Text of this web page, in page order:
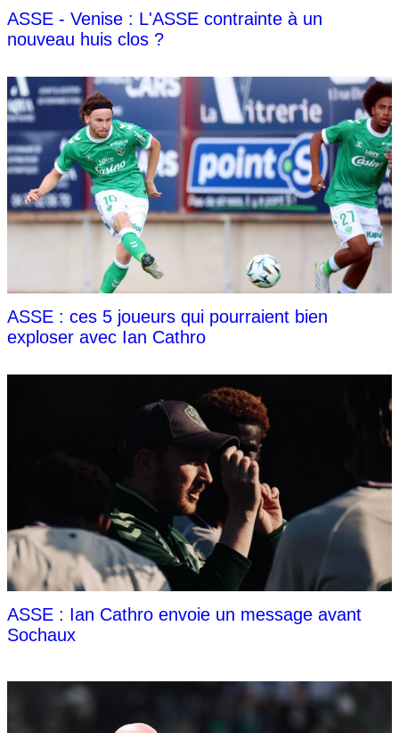
ASSE - Venise : L'ASSE contrainte à un
nouveau huis clos ?
ASSE : ces 5 joueurs qui pourraient bien
exploser avec Ian Cathro
ASSE : Ian Cathro envoie un message avant
Sochaux